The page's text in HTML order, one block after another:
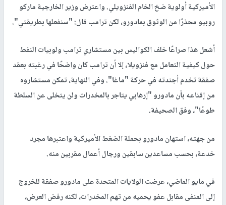
الأميركية أولوية ضخ الخام الفنزويلي. واعترض وزير الخارجية ماركو
روبيو محذرًا من الوثوق بمادورو، لكن ترامب قال: "سنفعلها بطريقتي".
أشعل هذا صراعًا خلف الكواليس بين مستشاري ترامب ولوبيات النفط
حول كيفية التعامل مع فنزويلا، إلا أن ترامب كان واضحًا في رغبته بعقد
صفقة تخدم أجندته في حركة "ماغا". وفي النهاية، تمكن مستشاروه
من إقناعه بأن مادورو "إرهابي يتاجر بالمخدرات ولن يتخلى عن السلطة
طوعًا"، وفق الصحيفة.
من جهته، استهان مادورو بحملة الضغط الأميركية واعتبرها مجرد
خدعة، بحسب مساعدين سابقين ورجال أعمال مقربين منه.
في مايو الماضي، عرضت الولايات المتحدة على مادورو صفقة للخروج
إلى المنفى مقابل عفو يحميه من تهم المخدرات، لكنه رفض العرض،